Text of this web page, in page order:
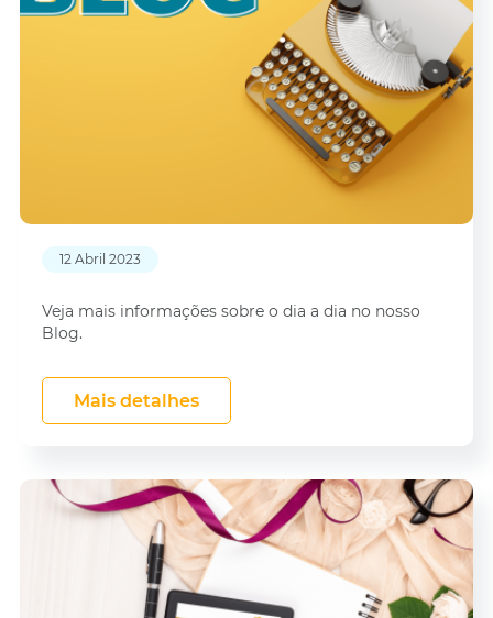
12 Abril 2023
Veja mais informações sobre o dia a dia no nosso
Blog.
Mais detalhes